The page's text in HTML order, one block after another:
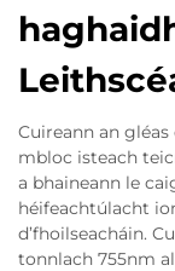
Cuireann an
mbloc isteach
a bhaineann le
héifeachtúlacht
d’fhoilseacháin.
tonnlach 755nm